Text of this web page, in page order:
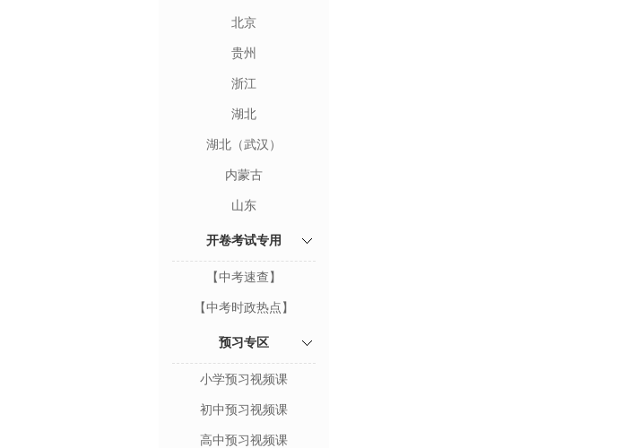
北京
贵州
浙江
湖北
湖北（武汉）
内蒙古
山东
开卷考试专用
【中考速查】
【中考时政热点】
预习专区
小学预习视频课
初中预习视频课
高中预习视频课